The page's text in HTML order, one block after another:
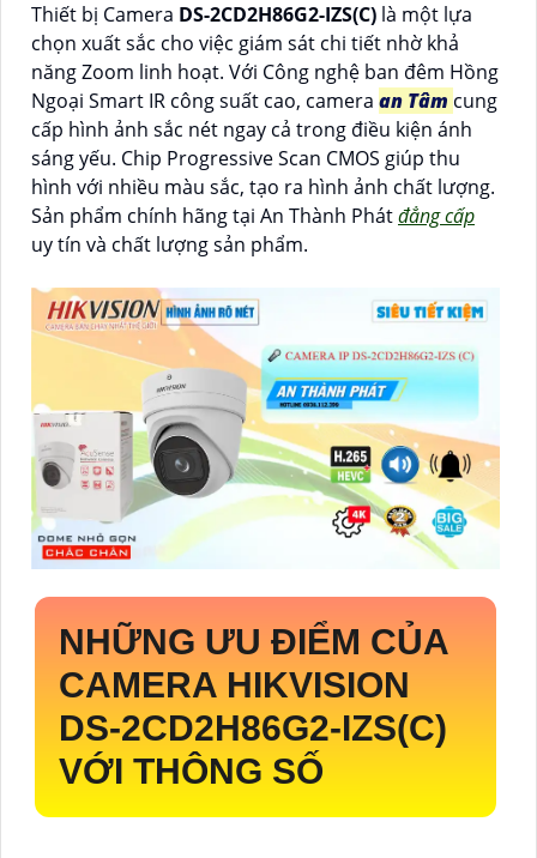
Thiết bị Camera DS-2CD2H86G2-IZS(C) là một lựa
chọn xuất sắc cho việc giám sát chi tiết nhờ khả
năng Zoom linh hoạt. Với Công nghệ ban đêm Hồng
Ngoại Smart IR công suất cao, camera an Tâm cung
cấp hình ảnh sắc nét ngay cả trong điều kiện ánh
sáng yếu. Chip Progressive Scan CMOS giúp thu
hình với nhiều màu sắc, tạo ra hình ảnh chất lượng.
Sản phẩm chính hãng tại An Thành Phátđẳng cấp
uy tín và chất lượng sản phẩm.
NHỮNG ƯU ĐIỂM CỦA
CAMERA HIKVISION
DS-2CD2H86G2-IZS(C)
VỚI THÔNG SỐ